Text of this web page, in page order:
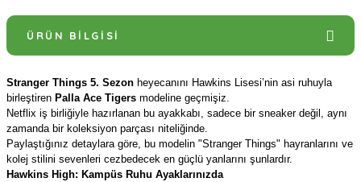
ÜRÜN BILGISI
Stranger Things 5. Sezon heyecanını Hawkins Lisesi’nin asi ruhuyla
birleştiren Palla Ace Tigers modeline geçmişiz.
Netflix iş birliğiyle hazırlanan bu ayakkabı, sadece bir sneaker değil, aynı
zamanda bir koleksiyon parçası niteliğinde.
Paylaştığınız detaylara göre, bu modelin "Stranger Things" hayranlarını ve
kolej stilini sevenleri cezbedecek en güçlü yanlarını şunlardır.
Hawkins High: Kampüs Ruhu Ayaklarınızda